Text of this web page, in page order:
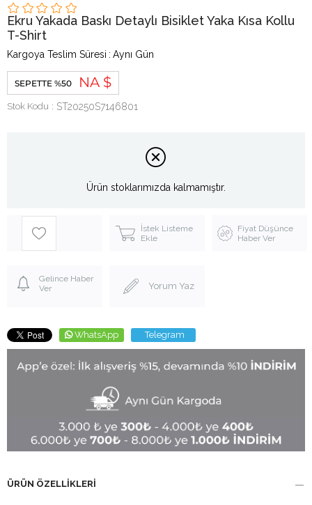
Ekru Yakada Baskı Detaylı Bisiklet Yaka Kısa Kollu
T-Shirt
Kargoya Teslim Süresi : Aynı Gün
SEPETTE %50 NA $
Stok Kodu ST20250S7146801
Ürün stoklarımızda kalmamıştır.
İstek Listeme
Ekle
Fiyat Düşünce
Haber Ver
Gelince Haber
Ver
Yorum Yaz
WhatsApp Telegram
ÜRÜN ÖZELLIKLERI